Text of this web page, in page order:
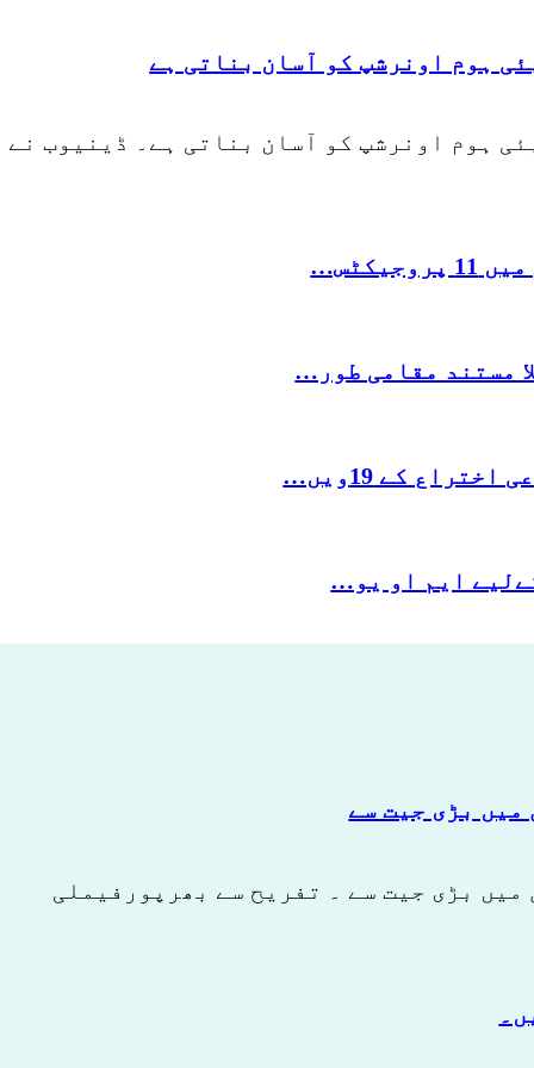
ہوم اونرشپ کو آسان بناتی ہے
ہوم اونرشپ کو آسان بناتی ہے۔ ڈینیوب نے
مستند مقامی طور…
کے 19ویں…
میں بڑی جیت سے
میں بڑی جیت سے ۔ تفریح ​​سے بھرپورفیملی